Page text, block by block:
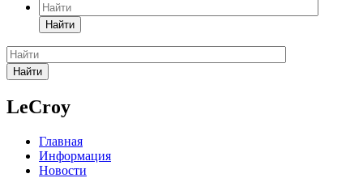
Найти
Найти
LeCroy
Главная
Информация
Новости